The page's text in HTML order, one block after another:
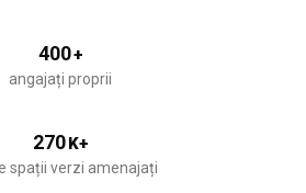
400+
angajați proprii
270K+
spații verzi amenajați